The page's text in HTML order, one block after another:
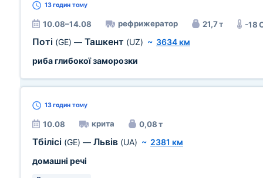
13 годин тому
10.08–14.08 рефрижератор 21,7 т -18
Поті (GE) — Ташкент (UZ) ~ 3634 км
риба глибокої заморозки
13 годин тому
10.08 крита 0,08 т
Тбілісі (GE) — Львів (UA) ~ 2381 км
домашні речі